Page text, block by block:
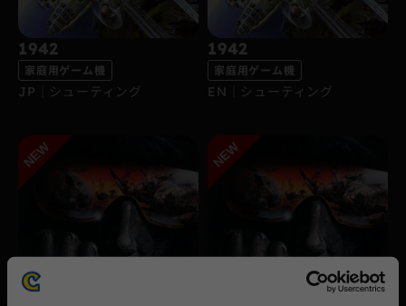
1942
家庭用ゲーム機
JP｜シューティング
1942
家庭用ゲーム機
EN｜シューティング